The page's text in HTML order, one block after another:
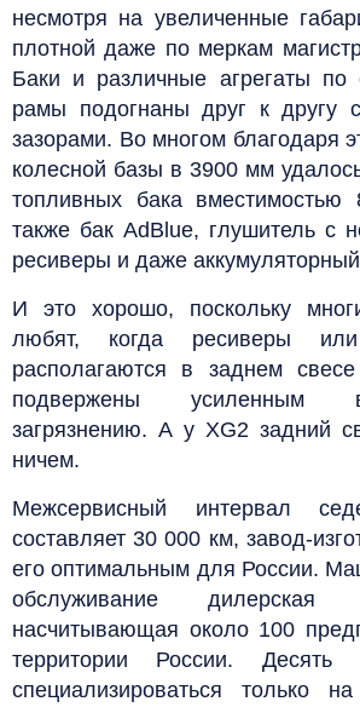
несмотря на увеличенные
плотной даже по меркам
Баки и различные агрегаты по
рамы подогнаны друг к другу
зазорами. Во многом благодаря
колесной базы в 3900 мм
топливных бака
также бак AdBlue, глушитель с
ресиверы и даже
И это хорошо, поскольку
любят, когда ресиверы или
располагаются в заднем
подвержены усиленным
загрязнению. А у XG2 задний
ничем.
Межсервисный интервал
составляет 30 000 км, завод-
его оптимальным для России.
обслуживание
насчитывающая около 100
территории России.
специализироваться только